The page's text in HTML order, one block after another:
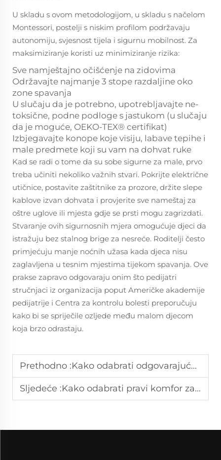
U skladu s ovom metodologijom, u skladu s načelom
Montessori, postelji s niskim profilom podržavaju
autonomiju, svjesnost tijela i sigurnu mobilnost. Za
maksimiziranje koristi uz minimiziranje rizika:
Sve namještajno očišćenje na zidovima
Održavajte najmanje 3 stope razdaljine oko
zone spavanja
U slučaju da je potrebno, upotrebljavajte ne-
toksične, podne podloge s jastukom (u slučaju
da je moguće, OEKO-TEX® certifikat)
Izbjegavajte konope koje visiju, labave tepihe i
male predmete koji su vam na dohvat ruke
Kad se radi o tome da su sobe sigurne za male, prvo
treba učiniti nekoliko važnih stvari. Pokrijte električne
utičnice, postavite zaštitnike za prozore, držite slepe
kablove izvan dohvata i provjerite sve nameštaj za
oštre uglove ili mjesta gdje se prsti mogu zagrizdati.
Stvaranje ovih sigurnosnih mjera omogućuje djeci da
istražuju bez stalnog brige za nesreće. Roditelji često
primjećuju manje noćnih užasa kada djeca nisu
zaglavljena u tesnim mjestima tijekom spavanja. Ove
prakse zapravo odgovaraju onim što pedijatri
stručnjaci iz organizacija poput Američke akademije
pedijatrije i Centra za kontrolu bolesti preporučuju
kako bi se spriječile ozljede među malom djecom
koja brzo odrastaju.
Prethodno :Kako odabrati odgovarajuće posteljnog postolja za različite godišnje doba
Sljedeće :Kako odabrati pravi komfor za spavanje